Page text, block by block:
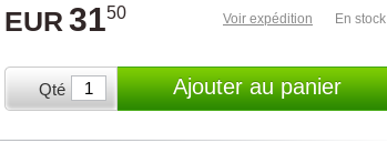
EUR 3150 Voir expédition En stock
Qté Ajouter au panier